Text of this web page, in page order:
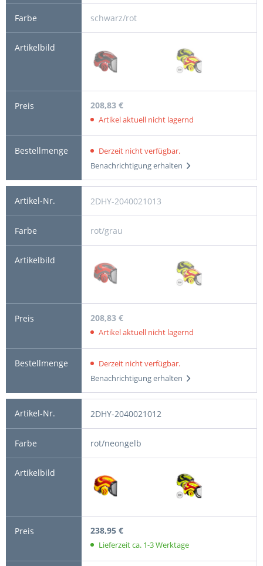
schwarz/rot
208,83 €
Artikel aktuell nicht lagernd
Derzeit nicht verfügbar.
Benachrichtigung erhalten
2DHY-2040021013
rot/grau
208,83 €
Artikel aktuell nicht lagernd
Derzeit nicht verfügbar.
Benachrichtigung erhalten
2DHY-2040021012
rot/neongelb
238,95 €
Lieferzeit ca. 1-3 Werktage